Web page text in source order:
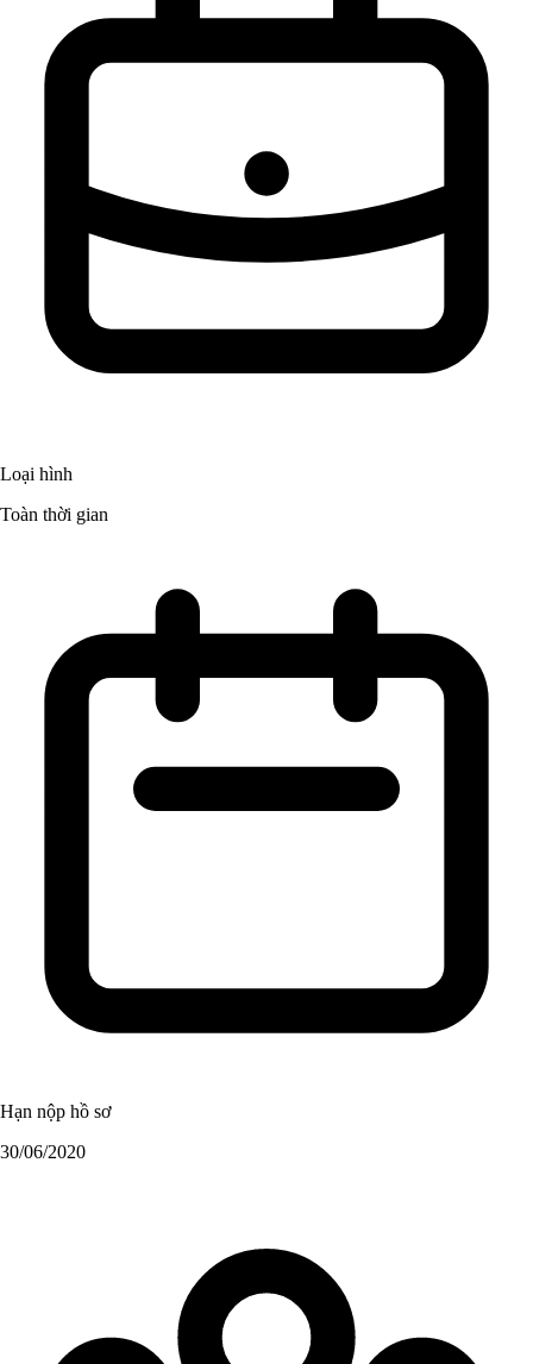
Loại hình
Toàn thời gian
Hạn nộp hồ sơ
30/06/2020